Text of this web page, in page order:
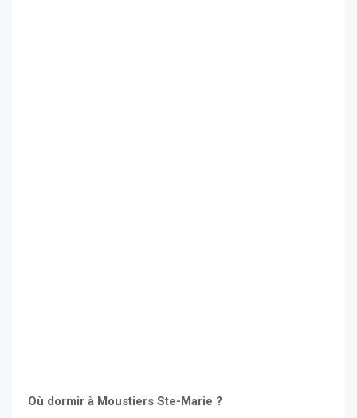
Où dormir à Moustiers Ste-Marie ?